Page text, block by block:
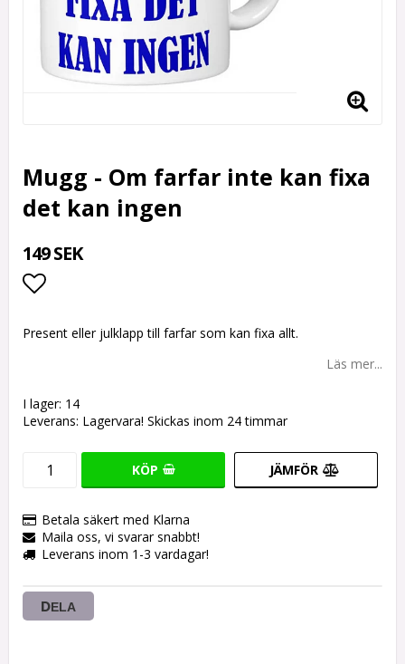
Mugg - Om farfar inte kan fixa
det kan ingen
149 SEK
Present eller julklapp till farfar som kan fixa allt.
Läs mer...
I lager: 14
Leverans: Lagervara! Skickas inom 24 timmar
KÖP JÄMFÖR
Betala säkert med Klarna
Maila oss, vi svarar snabbt!
Leverans inom 1-3 vardagar!
DELA